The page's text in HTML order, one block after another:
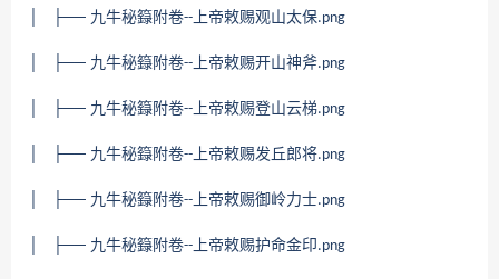
│ ├── 九牛秘籙附卷-- 上帝敕赐观山太保.png
│ ├── 九牛秘籙附卷-- 上帝敕赐开山神斧.png
│ ├── 九牛秘籙附卷-- 上帝敕赐登山云梯.png
│ ├── 九牛秘籙附卷-- 上帝敕赐发丘郎将.png
│ ├── 九牛秘籙附卷-- 上帝敕赐御岭力士.png
│ ├── 九牛秘籙附卷-- 上帝敕赐护命金印.png